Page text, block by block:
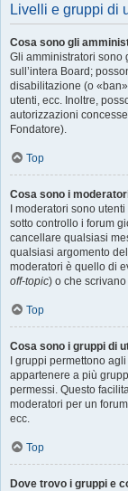
Livelli e gruppi di
Cosa sono gli
Gli amministratori sono
sull’intera Board;
disabilitazione (o
utenti, ecc. Inoltre,
autorizzazioni
Fondatore).
Top
Cosa sono i
I moderatori sono
sotto controllo i forum
cancellare qualsiasi
qualsiasi argomento
moderatori è quello di
off-topic) o che
Top
Cosa sono i gruppi di
I gruppi permettono
appartenere a più
permessi. Questo
moderatori per un
ecc.
Top
Dove trovo i gruppi e